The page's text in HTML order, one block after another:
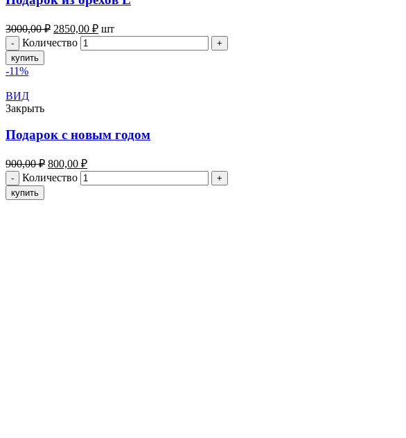
3000,00₽ 2850,00 ₽ шт
Количество
купить
-11%
ВИД
Закрыть
Подарок с новым годом
900,00₽ 800,00 ₽
Количество
купить